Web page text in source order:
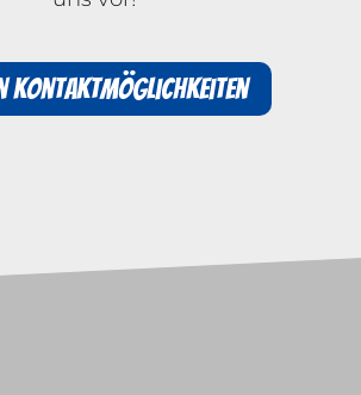
Kontaktmöglichkeiten